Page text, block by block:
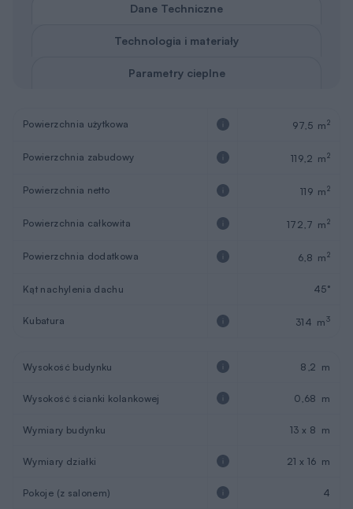
Dane Techniczne
Technologia i materiały
Parametry cieplne
Powierzchnia użytkowa 97,5 m2
Powierzchnia zabudowy 119,2 m2
Powierzchnia netto 119 m2
Powierzchnia całkowita 172,7 m2
Powierzchnia dodatkowa 6,8 m2
Kąt nachylenia dachu 45°
Kubatura 314 m3
Wysokość budynku 8,2 m
Wysokość ścianki kolankowej 0,68 m
Wymiary budynku 13 x 8 m
Wymiary działki 21 x 16 m
Pokoje (z salonem) 4